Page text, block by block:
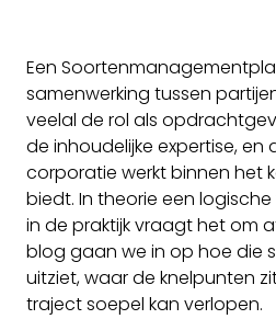
Een
samenwerking tussen
veelal de rol als
de inhoudelijke expertise, en
corporatie werkt binnen het
biedt. In theorie een
in de praktijk vraagt het om
blog gaan we in op hoe die
uitziet, waar de knelpunten
traject soepel kan verlopen.